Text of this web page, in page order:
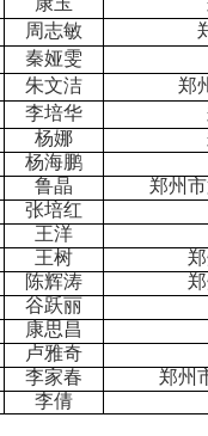
周志敏
秦娅雯
朱文洁
郑
李培华
杨娜
杨海鹏
鲁晶
郑州
张培红
王洋
王树
陈辉涛
谷跃丽
康思昌
卢雅奇
李家春
郑州
李倩